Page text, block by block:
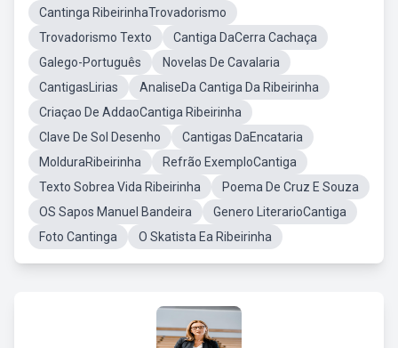
Cantinga RibeirinhaTrovadorismo
Trovadorismo Texto
Cantiga DaCerra Cachaça
Galego-Português
Novelas De Cavalaria
CantigasLirias
AnaliseDa Cantiga Da Ribeirinha
Criaçao De AddaoCantiga Ribeirinha
Clave De Sol Desenho
Cantigas DaEncataria
MolduraRibeirinha
Refrão ExemploCantiga
Texto Sobrea Vida Ribeirinha
Poema De Cruz E Souza
OS Sapos Manuel Bandeira
Genero LiterarioCantiga
Foto Cantinga
O Skatista Ea Ribeirinha